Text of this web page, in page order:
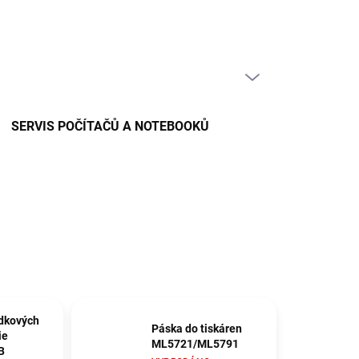
SERVIS POČÍTAČŮ A NOTEBOOKŮ
Páska do tiskáren
ML5721/ML5791